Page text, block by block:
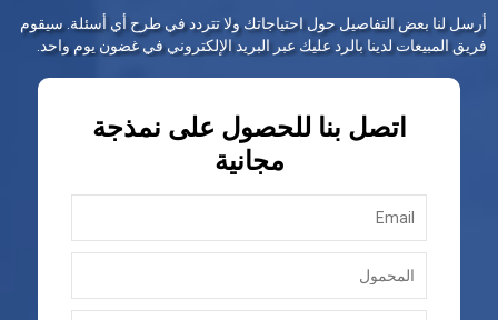
أرسل لنا بعض التفاصيل حول احتياجاتك ولا تتردد في طرح أي أسئلة. سيقوم
فريق المبيعات لدينا بالرد عليك عبر البريد الإلكتروني في غضون يوم واحد.
اتصل بنا للحصول على نمذجة
مجانية